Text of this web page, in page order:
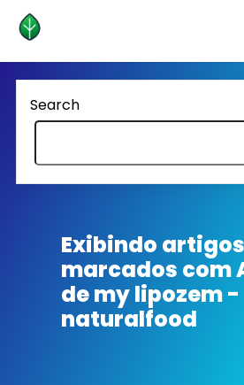
Health and prevention
Lifestyle
lose weight
Homepage avenger
Search
Exibindo artigos
marcados com
de my lipozem -
naturalfood